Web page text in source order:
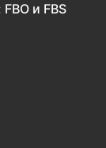
и FBS